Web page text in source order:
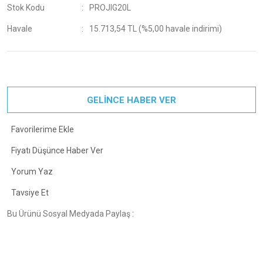
Stok Kodu PROJIG20L
Havale 15.713,54 TL (%5,00 havale indirimi)
GELİNCE HABER VER
Fiyatı Düşünce Haber Ver
Yorum Yaz
Tavsiye Et
Bu Ürünü Sosyal Medyada Paylaş :